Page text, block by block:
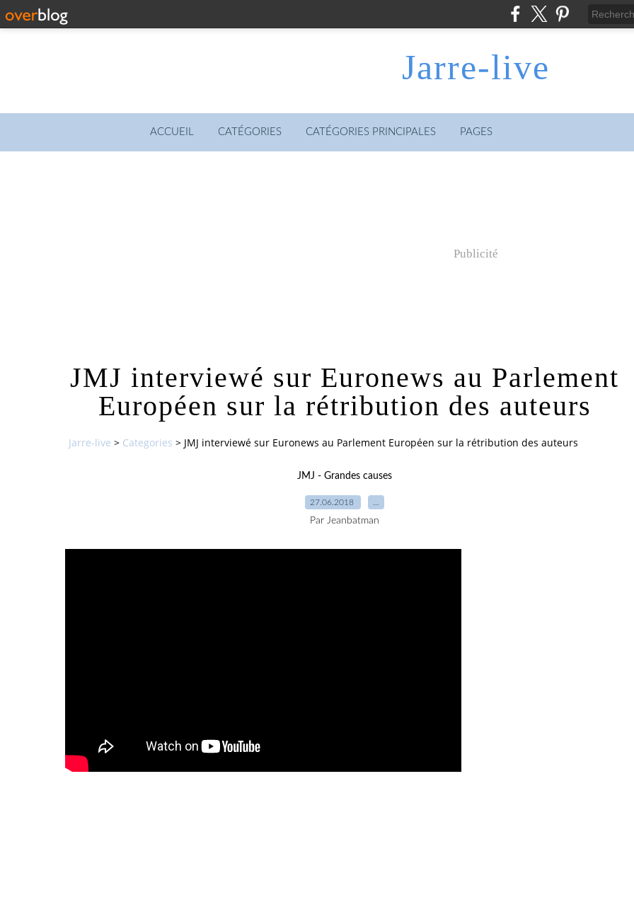
Jarre-live
ACCUEIL CATÉGORIES CATÉGORIES PRINCIPALES PAGES
Publicité
JMJ interviewé sur Euronews au Parlement
Européen sur la rétribution des auteurs
Jarre-live > Categories > JMJ interviewé sur Euronews au Parlement Européen sur la rétribution des auteurs
JMJ - Grandes causes
27.06.2018
Par Jeanbatman